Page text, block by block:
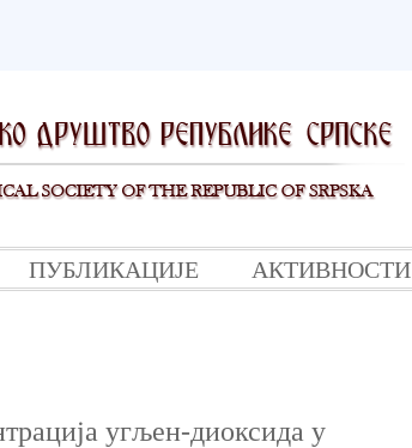
ПУБЛИКАЦИЈЕ АКТИВНОСТИ
угљен-диоксида у